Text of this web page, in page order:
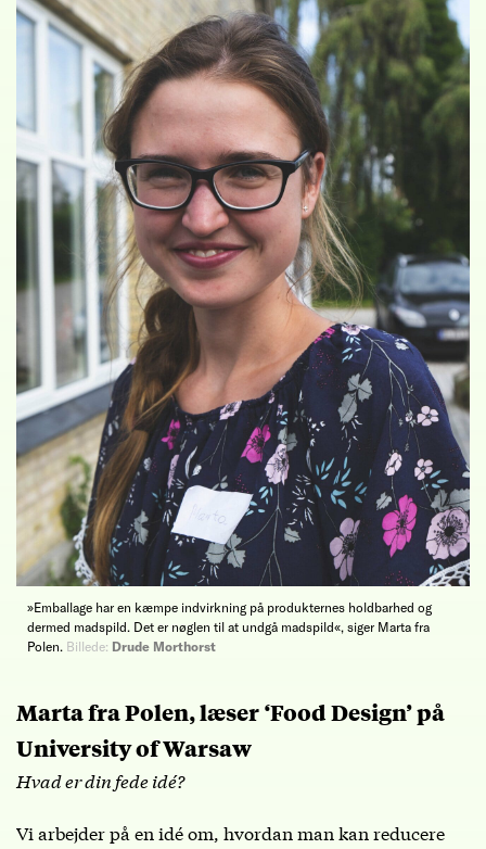
»Emballage har en kæmpe indvirkning på produkternes holdbarhed og
dermed madspild. Det er nøglen til at undgå madspild«, siger Marta fra
Polen. Billede: Drude Morthorst
Marta fra Polen, læser ‘Food Design’ på
University of Warsaw
Hvad er din fede idé?
Vi arbejder på en idé om, hvordan man kan reducere